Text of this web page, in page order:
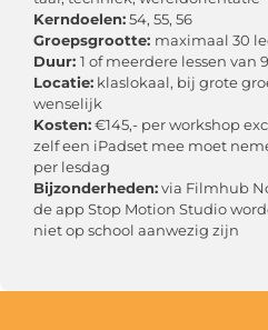
Kerndoelen:54, 55, 56
Groepsgrootte: maximaal 30
Duur: 1 of meerdere lessen van
Locatie: klaslokaal, bij grote
wenselijk
Kosten:€145,- per workshop
zelf een iPadset mee moet
per lesdag
Bijzonderheden:via Filmhub
de app Stop Motion Studio
niet op school aanwezig zijn